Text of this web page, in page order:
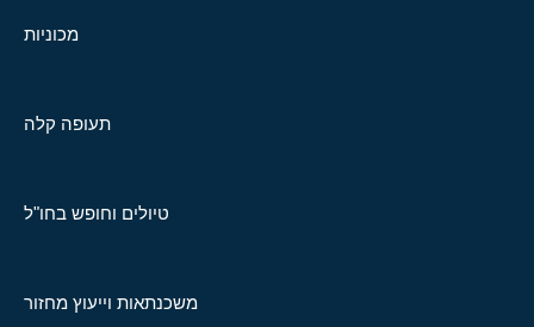
מכוניות
תעופה קלה
טיולים וחופש בחו"ל
משכנתאות וייעוץ מחזור